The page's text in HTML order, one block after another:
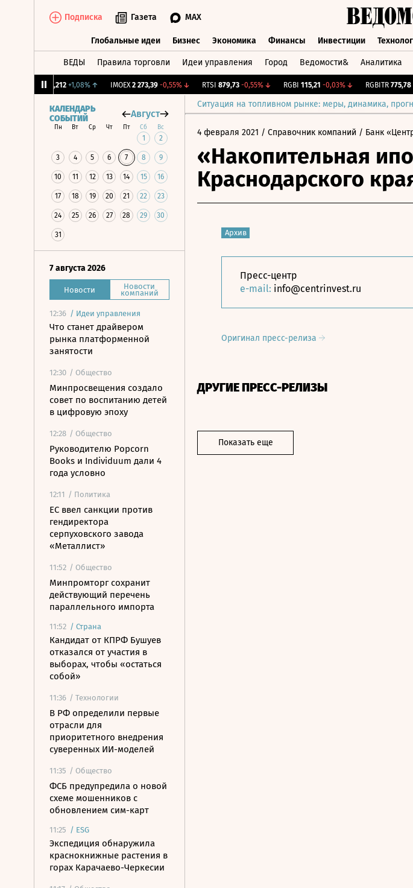
Подписка Газета MAX
Глобальные идеи Бизнес Экономика Финансы Инвестиции
ВЕДЫ Правила торговли Идеи управления Город Ведомости& Аналитика
+1,08%↑ IMOEX 2 273,39 -0,55%↓ RTSI 879,73 -0,55%↓ RGBI 115,21 -0,03%↓ RGBITR 775,78
Ситуация на топливном рынке: меры, динамика,
КАЛЕНДАРЬ
СОБЫТИЙ
Август
Пн Вт Ср Чт Пт Сб Вс
1 2
3 4 5 6 7 8 9
10 11 12 13 14 15 16
17 18 19 20 21 22 23
24 25 26 27 28 29 30
31
7 августа 2026
Новости Новости
компаний
12:36 / Идеи управления
Что станет драйвером
рынка платформенной
занятости
12:30 / Общество
Минпросвещения создало
совет по воспитанию детей
в цифровую эпоху
12:28 / Общество
Руководителю Popcorn
Books и Individuum дали 4
года условно
12:11 / Политика
ЕС ввел санкции против
гендиректора
серпуховского завода
«Металлист»
11:52 / Общество
Минпромторг сохранит
действующий перечень
параллельного импорта
11:52 / Страна
Кандидат от КПРФ Бушуев
отказался от участия в
выборах, чтобы «остаться
собой»
11:36 / Технологии
В РФ определили первые
отрасли для
приоритетного внедрения
суверенных ИИ-моделей
11:35 / Общество
ФСБ предупредила о новой
схеме мошенников с
обновлением сим-карт
11:25 / ESG
Экспедиция обнаружила
краснокнижные растения в
горах Карачаево-Черкесии
4 февраля 2021 / Справочник компаний / Банк
«Накопительная
Краснодарского
Архив
Пресс-центр
e-mail: info@centrinvest.ru
Оригинал пресс-релиза
ДРУГИЕ ПРЕСС-РЕЛИЗЫ
Показать еще